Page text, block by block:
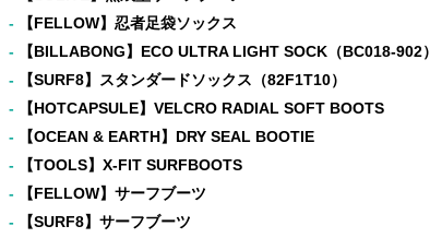
【FELLOW】忍者足袋ソックス
【BILLABONG】ECO ULTRA LIGHT SOCK（BC018-902）
【SURF8】スタンダードソックス（82F1T10）
【HOTCAPSULE】VELCRO RADIAL SOFT BOOTS
【OCEAN & EARTH】DRY SEAL BOOTIE
【TOOLS】X-FIT SURFBOOTS
【FELLOW】サーフブーツ
【SURF8】サーフブーツ